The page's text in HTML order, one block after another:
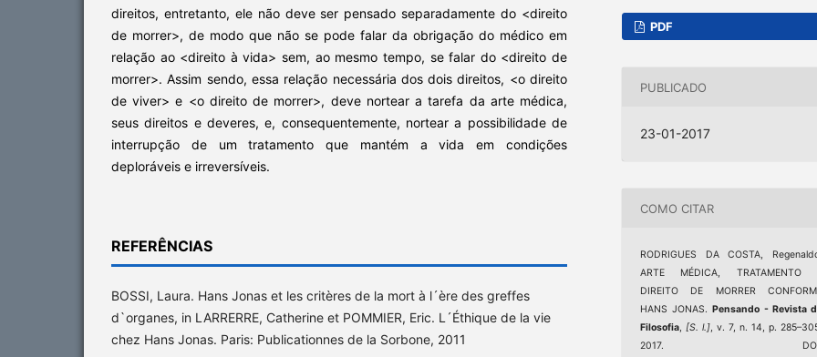
direitos, entretanto, ele não deve ser pensado separadamente do <direito
de morrer>, de modo que não se pode falar da obrigação do médico em
relação ao <direito à vida> sem, ao mesmo tempo, se falar do <direito de
morrer>. Assim sendo, essa relação necessária dos dois direitos, <o direito
de viver> e <o direito de morrer>, deve nortear a tarefa da arte médica,
seus direitos e deveres, e, consequentemente, nortear a possibilidade de
interrupção de um tratamento que mantém a vida em condições
deploráveis e irreversíveis.
REFERÊNCIAS
BOSSI, Laura. Hans Jonas et les critères de la mort à l´ère des greffes
d`organes, in LARRERRE, Catherine et POMMIER, Eric. L´Éthique de la vie
chez Hans Jonas. Paris: Publicationnes de la Sorbone, 2011
PDF
PUBLICADO
23-01-2017
COMO CITAR
RODRIGUES DA COSTA,
ARTE MÉDICA, TRATAMENTO
DIREITO DE MORRER
HANS JONAS.Pensando - Revista
Filosofia,[S. l.], v. 7, n. 14, p.
2017.